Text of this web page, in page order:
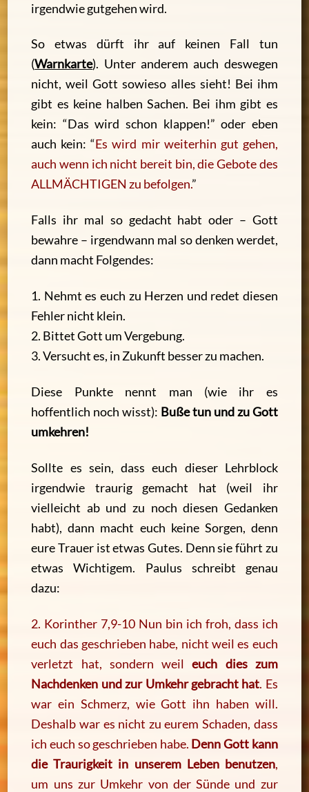
irgendwie gutgehen wird.
So etwas dürft ihr auf keinen Fall tun
(Warnkarte). Unter anderem auch deswegen
nicht, weil Gott sowieso alles sieht! Bei ihm
gibt es keine halben Sachen. Bei ihm gibt es
kein: “Das wird schon klappen!” oder eben
auch kein:“Es wird mir weiterhin gut gehen,
auch wenn ich nicht bereit bin, die Gebote des
ALLMÄCHTIGEN zu befolgen.”
Falls ihr mal so gedacht habt oder – Gott
bewahre – irgendwann mal so denken werdet,
dann macht Folgendes:
1. Nehmt es euch zu Herzen und redet diesen
Fehler nicht klein.
2. Bittet Gott um Vergebung.
3. Versucht es, in Zukunft besser zu machen.
Diese Punkte nennt man (wie ihr es
hoffentlich noch wisst): Buße tun und zu Gott
umkehren!
Sollte es sein, dass euch dieser Lehrblock
irgendwie traurig gemacht hat (weil ihr
vielleicht ab und zu noch diesen Gedanken
habt), dann macht euch keine Sorgen, denn
eure Trauer ist etwas Gutes. Denn sie führt zu
etwas Wichtigem. Paulus schreibt genau
dazu:
2. Korinther 7,9-10 Nun bin ich froh, dass ich
euch das geschrieben habe, nicht weil es euch
verletzt hat, sondern weileuch dies zum
Nachdenken und zur Umkehr gebracht hat. Es
war ein Schmerz, wie Gott ihn haben will.
Deshalb war es nicht zu eurem Schaden, dass
ich euch so geschrieben habe. Denn Gott kann
die Traurigkeit in unserem Leben benutzen,
um uns zur Umkehr von der Sünde und zur